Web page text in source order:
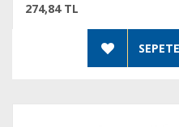
274,84 TL